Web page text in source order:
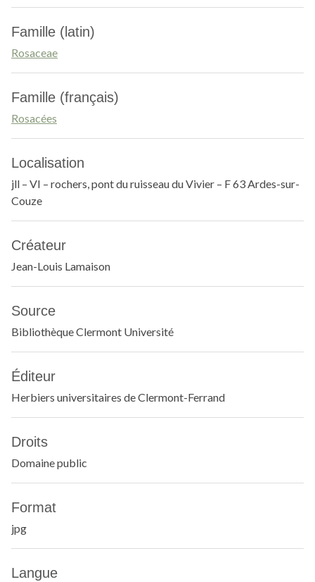
Famille (latin)
Rosaceae
Famille (français)
Rosacées
Localisation
jll – VI – rochers, pont du ruisseau du Vivier – F 63 Ardes-sur-
Couze
Créateur
Jean-Louis Lamaison
Source
Bibliothèque Clermont Université
Éditeur
Herbiers universitaires de Clermont-Ferrand
Droits
Domaine public
Format
jpg
Langue